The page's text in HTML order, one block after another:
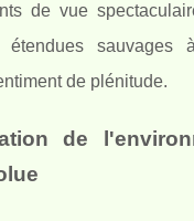
de vue
étendues sauvages
de plénitude.
de